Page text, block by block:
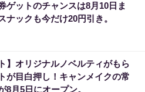
ゲットのチャンスは8月10日ま
ナックも今だけ20円引き。
】オリジナルノベルティがもら
が目白押し！キャンメイクの常
8月5日にオープン。